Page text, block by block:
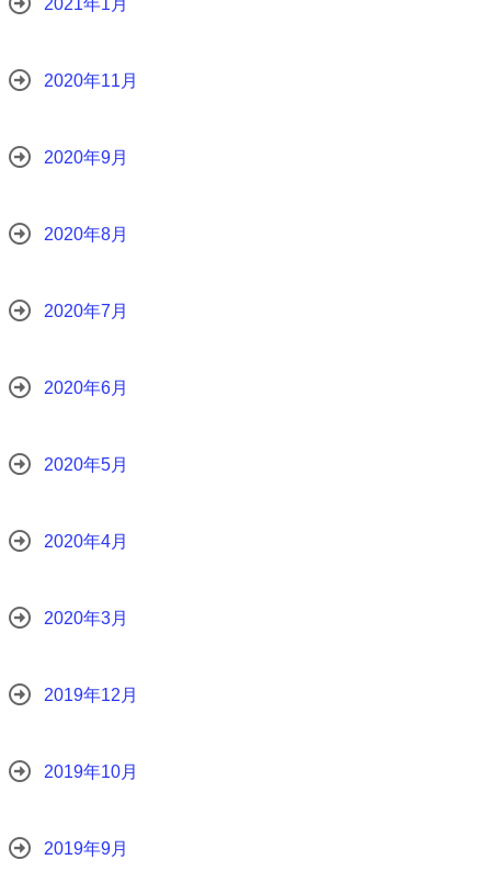
2020年11月
2020年9月
2020年8月
2020年7月
2020年6月
2020年5月
2020年4月
2020年3月
2019年12月
2019年10月
2019年9月